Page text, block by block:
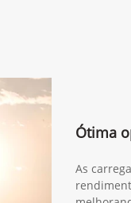
Ótima
As